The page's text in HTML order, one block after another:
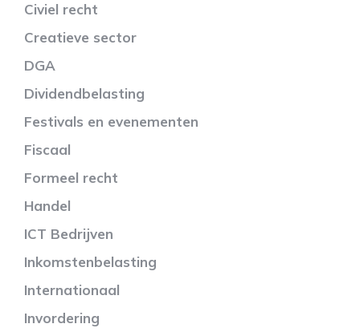
Civiel recht
Creatieve sector
DGA
Dividendbelasting
Festivals en evenementen
Fiscaal
Formeel recht
Handel
ICT Bedrijven
Inkomstenbelasting
Internationaal
Invordering